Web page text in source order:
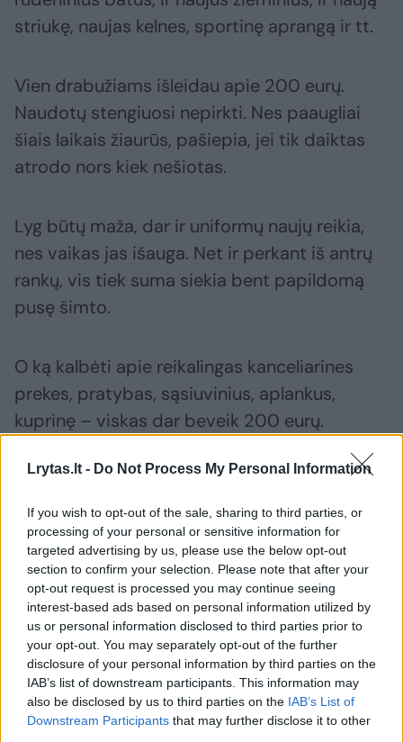
Lrytas.lt - Do Not Process My Personal Information
If you wish to opt-out of the sale, sharing to third parties, or
processing of your personal or sensitive information for
targeted advertising by us, please use the below opt-out
section to confirm your selection. Please note that after your
opt-out request is processed you may continue seeing
interest-based ads based on personal information utilized by
us or personal information disclosed to third parties prior to
your opt-out. You may separately opt-out of the further
disclosure of your personal information by third parties on the
IAB’s list of downstream participants. This information may
also be disclosed by us to third parties on the IAB’s List of
Downstream Participants that may further disclose it to other
striukę, naujas kelnes, sportinę aprangą ir tt.
Vien drabužiams išleidau apie 200 eurų.
Naudotų stengiuosi nepirkti. Nes paaugliai
šiais laikais žiaurūs, pašiepia, jei tik daiktas
atrodo nors kiek nešiotas.
Lyg būtų maža, dar ir uniformų naujų reikia,
nes vaikas jas išauga. Net ir perkant iš antrų
rankų, vis tiek suma siekia bent papildomą
pusę šimto.
O ką kalbėti apie reikalingas kanceliarines
prekes, pratybas, sąsiuvinius, aplankus,
kuprinę – viskas dar beveik 200 eurų.
Aišku, ne viską iš karto pirkom. Taupėm visą
vasarą – kas mėnesį vis atsidedant. Bet, jei
atvirai, tai teko ir atostogų sąskaita mokyklai
ruoštis.
Mes vidutines pajamas gaunam, todėl tokios
sumos mums yra per dideli pinigai. O kaip
vaikučius į mokyklą suruošti du ar daugiau
vaikų auginančioms šeimoms, vargingiau
gyvenantiems tėvams?